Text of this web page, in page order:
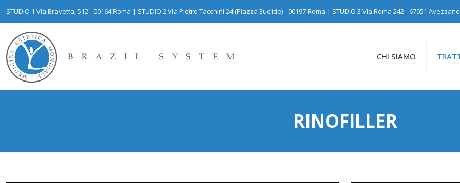
STUDIO 1 Via Bravetta, 512 - 00164 Roma | STUDIO 2 Via Pietro Tacchini 24 (Piazza Euclide) - 00197 Roma | STUDIO 3 Via Roma 242 - 67051
CHI SIAMO
RINOFILLER